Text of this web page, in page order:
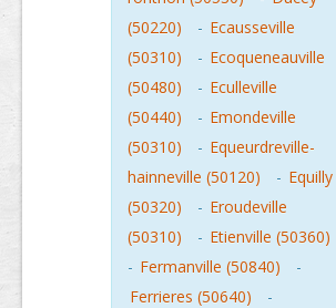
(50220)
- Ecausseville
(50310)
- Ecoqueneauville
(50480)
- Eculleville
(50440)
- Emondeville
(50310)
- Equeurdreville-
hainneville (50120)
- Equilly
(50320)
- Eroudeville
(50310)
- Etienville (50360)
- Fermanville (50840)
-
Ferrieres (50640)
-